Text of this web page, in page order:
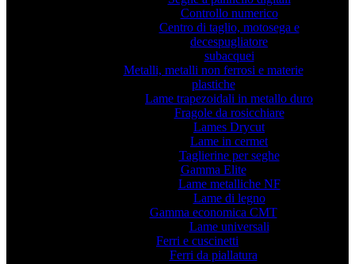
Controllo numerico
Centro di taglio, motosega e
decespugliatore
subacquei
Metalli, metalli non ferrosi e materie
plastiche
Lame trapezoidali in metallo duro
Fragole da rosicchiare
Lames Drycut
Lame in cermet
Taglierine per seghe
Gamma Elite
Lame metalliche NF
Lame di legno
Gamma economica CMT
Lame universali
Ferri e cuscinetti
Ferri da piallatura